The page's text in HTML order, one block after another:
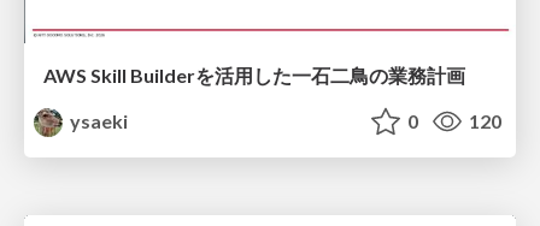
AWS Skill Builderを活用した一石二鳥の業務計画
ysaeki
0 120